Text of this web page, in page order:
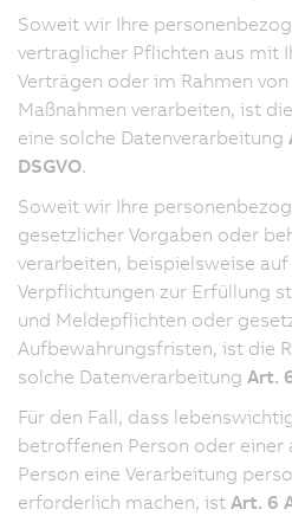
Soweit wir Ihre
vertraglicher Pflichten aus mit
Verträgen oder im Rahmen
Maßnahmen verarbeiten, ist
eine solche Datenverarbeitung
DSGVO.
Soweit wir Ihre
gesetzlicher Vorgaben oder
verarbeiten, beispielsweise
Verpflichtungen zur Erfüllung
und Meldepflichten oder
Aufbewahrungsfristen, ist die
solche Datenverarbeitung Art.
Für den Fall, dass
betroffenen Person oder einer
Person eine Verarbeitung
erforderlich machen, ist Art. 6